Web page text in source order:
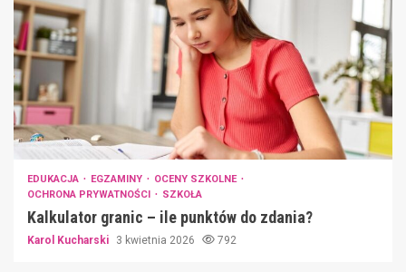
EDUKACJA EGZAMINY
OCENY SZKOLNE
OCHRONA PRYWATNOŚCI
SZKOŁA
Kalkulator granic – ile punktów do zdania?
Karol Kucharski 3 kwietnia 2026 792